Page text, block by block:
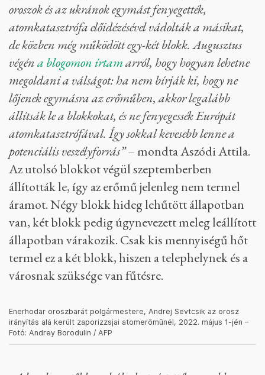
oroszok és az ukránok egymást fenyegették,
atomkatasztrófa előidézésével vádolták a másikat,
de közben még működött egy-két blokk. Augusztus
végéna blogomon írtamarról, hogy hogyan lehetne
megoldani a válságot: ha nem bírják ki, hogy ne
lőjenek egymásra az erőműben, akkor legalább
állítsák le a blokkokat, és ne fenyegessék Európát
atomkatasztrófával. Így sokkal kevesebb lenne a
potenciális veszélyforrás”– mondta Aszódi Attila.
Az utolsó blokkot végül szeptemberben
állították le, így az erőmű jelenleg nem termel
áramot. Négy blokk hideg lehűtött állapotban
van, két blokk pedig úgynevezett meleg leállított
állapotban várakozik. Csak kis mennyiségű hőt
termel ez a két blokk, hiszen a telephelynek és a
városnak szüksége van fűtésre.